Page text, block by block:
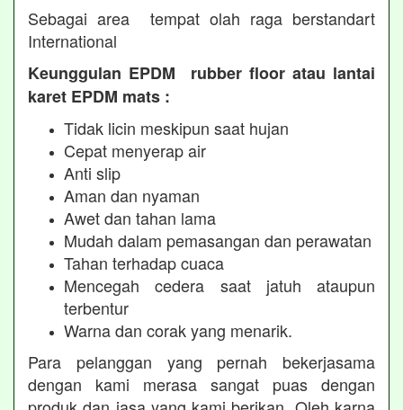
Sebagai area tempat olah raga berstandart
International
Keunggulan EPDM rubber floor atau lantai
karet EPDM mats :
Tidak licin meskipun saat hujan
Cepat menyerap air
Anti slip
Aman dan nyaman
Awet dan tahan lama
Mudah dalam pemasangan dan perawatan
Tahan terhadap cuaca
Mencegah cedera saat jatuh ataupun
terbentur
Warna dan corak yang menarik.
Para pelanggan yang pernah bekerjasama
dengan kami merasa sangat puas dengan